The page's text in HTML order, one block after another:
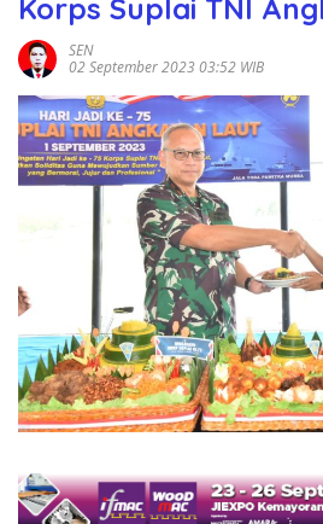
Korps Suplai TNI
SEN
02 September 2023 03:52 WIB